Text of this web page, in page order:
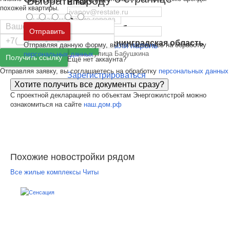
Москва и
Московская область
Санкт-Петербург иЛенинградская область
Пароль
Войти Забыли пароль
Ещё нет аккаунта?
Зарегистрироваться
Адрес и местоположение: улица Бабушкина
Хотите получить все документы сразу?
С проектной декларацией по объектам Энергожилстрой можно
ознакомиться на сайте наш.дом.рф
Похожие новостройки рядом
Все жилые комплексы Читы
похожей квартиры.
Получить ссылку
Отправляя заявку, вы соглашаетесь на обработку персональных данных
Отправить
Отправляя данную форму, вы соглашаетесь на обработку
персональных данных